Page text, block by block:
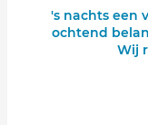
's nachts een
ochtend
Wij